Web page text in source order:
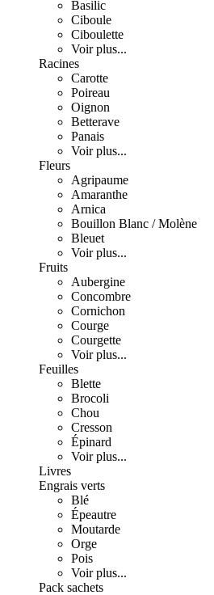
Basilic
Ciboule
Ciboulette
Voir plus...
Racines
Carotte
Poireau
Oignon
Betterave
Panais
Voir plus...
Fleurs
Agripaume
Amaranthe
Arnica
Bouillon Blanc / Molène
Bleuet
Voir plus...
Fruits
Aubergine
Concombre
Cornichon
Courge
Courgette
Voir plus...
Feuilles
Blette
Brocoli
Chou
Cresson
Épinard
Voir plus...
Livres
Engrais verts
Blé
Épeautre
Moutarde
Orge
Pois
Voir plus...
Pack sachets